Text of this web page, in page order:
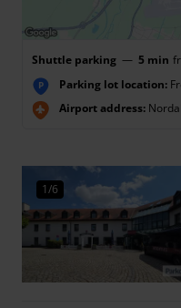
Shuttle parking — 5 min
P Parking lot location:
Airport address:
1/6